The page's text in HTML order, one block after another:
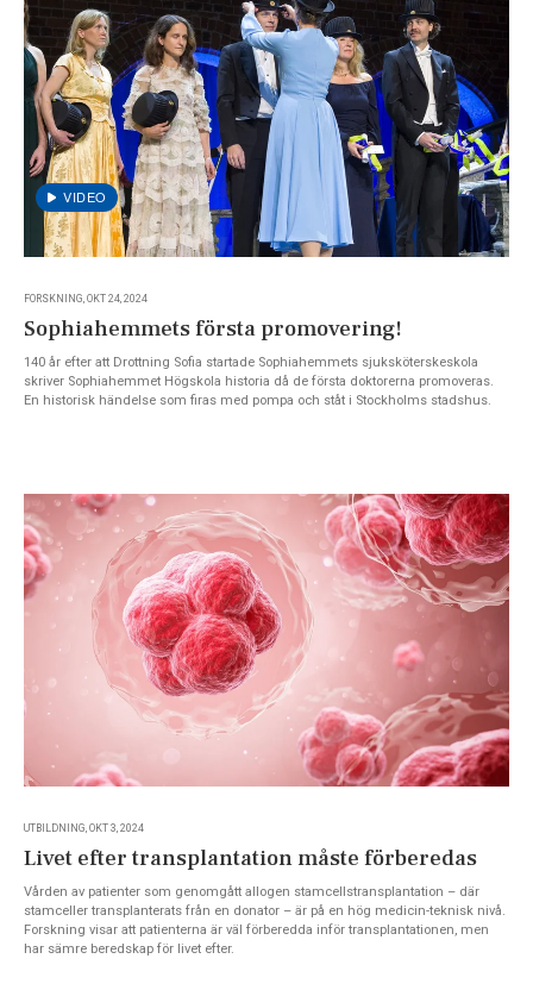
FORSKNING, OKT 24, 2024
Sophiahemmets första promovering!
140 år efter att Drottning Sofia startade Sophiahemmets sjuksköterskeskola
skriver Sophiahemmet Högskola historia då de första doktorerna promoveras.
En historisk händelse som firas med pompa och ståt i Stockholms stadshus.
UTBILDNING, OKT 3, 2024
Livet efter transplantation måste förberedas
Vården av patienter som genomgått allogen stamcellstransplantation – där
stamceller transplanterats från en donator – är på en hög medicin-teknisk nivå.
Forskning visar att patienterna är väl förberedda inför transplantationen, men
har sämre beredskap för livet efter.